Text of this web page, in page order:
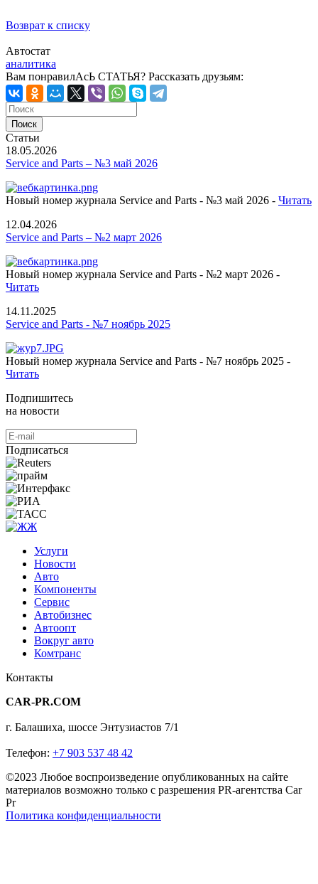
Возврат к списку
Автостат
аналитика
Вам понравилАсЬ СТАТЬЯ? Рассказать друзьям:
Статьи
18.05.2026
Service and Parts – №3 май 2026
Новый номер журнала Service and Parts - №3 май 2026 - Читать
12.04.2026
Service and Parts – №2 март 2026
Новый номер журнала Service and Parts - №2 март 2026 -
Читать
14.11.2025
Service and Parts - №7 ноябрь 2025
Новый номер журнала Service and Parts - №7 ноябрь 2025 -
Читать
Подпишитесь
на новости
Подписаться
Услуги
Новости
Авто
Компоненты
Сервис
Автобизнес
Автоопт
Вокруг авто
Комтранс
Контакты
CAR-PR.COM
г. Балашиха, шоссе Энтузиастов 7/1
Телефон: +7 903 537 48 42
©2023 Любое воспроизведение опубликованных на сайте
материалов возможно только с разрешения PR-агентства Car
Pr
Политика конфиденциальности